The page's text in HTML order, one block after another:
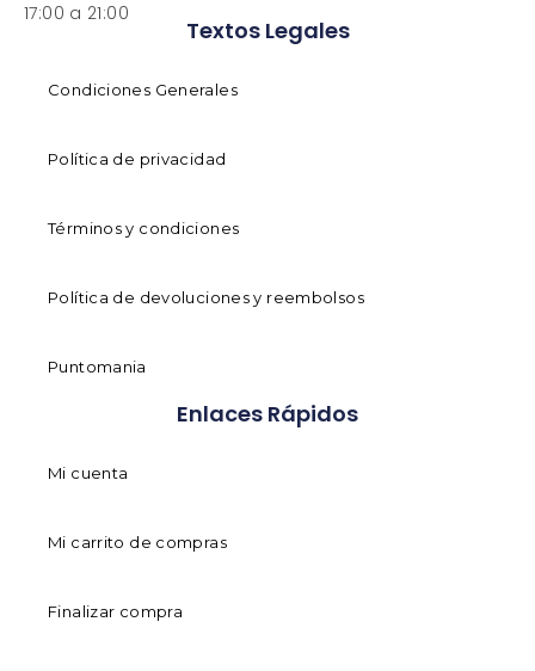
17:00 a 21:00
Textos Legales
Condiciones Generales
Política de privacidad
Términos y condiciones
Política de devoluciones y reembolsos
Puntomania
Enlaces Rápidos
Mi cuenta
Mi carrito de compras
Finalizar compra